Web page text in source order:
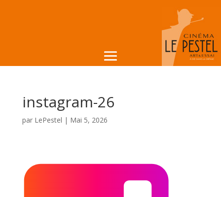
instagram-26
par LePestel | Mai 5, 2026